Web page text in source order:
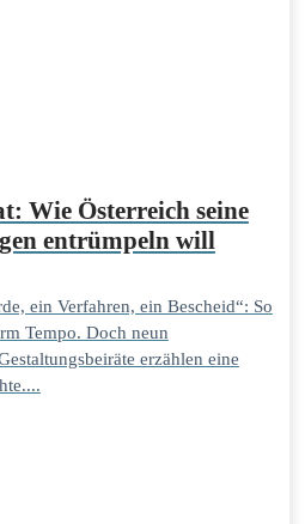
Wie Österreich seine
entrümpeln will
ein Verfahren, ein Bescheid“: So
Tempo. Doch neun
erzählen eine